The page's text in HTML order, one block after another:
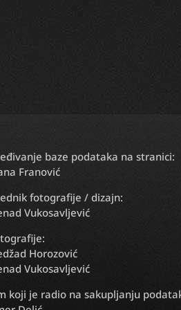
baze podataka na stranici:
Franović
fotografije / dizajn:
Vukosavljević
Horozović
Vukosavljević
koji je radio na sakupljanju